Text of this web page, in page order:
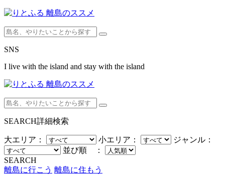
SNS
I live with the island and stay with the island
SEARCH詳細検索
大エリア： 小エリア：
ジャンル：
並び順 ：
SEARCH
離島に行こう 離島に住もう